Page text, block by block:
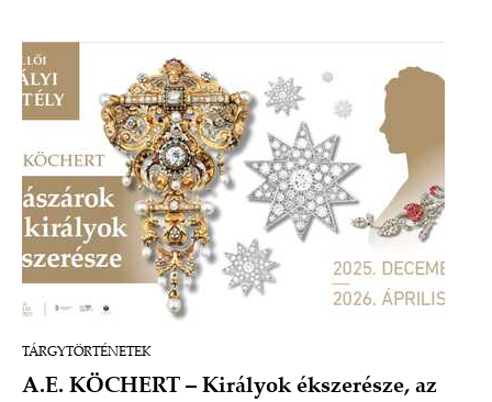
TÁRGYTÖRTÉNETEK
A.E. KÖCHERT – Királyok ékszerésze, az